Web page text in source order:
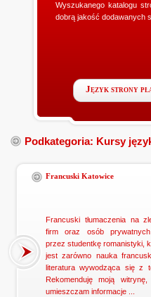
Wyszukanego katalogu
dobrą jakość dodawanych
Język strony
Podkategoria: Kursy
Francuski Katowice
Francuski tłumaczenia na
firm oraz osób
przez studentkę romanistyki,
jest zarówno nauka
literatura wywodząca się z
Rekomenduję moją
umieszczam informacje ...